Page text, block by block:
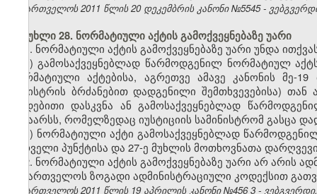
საქართველოს 2011 წლის 20 დეკემბრის კანონი №5545 -
მუხლი 28. ნორმატიული აქტის გამოქვეყნებაზე უარი
1. ნორმატიული აქტის გამოქვეყნებაზე უარი უნდა
ა) გამოსაქვეყნებლად წარმოდგენილ ნორმატიულ
ნორმატიული აქტებისა, აგრეთვე ამავე კანონის მე-
მინისტრის ბრძანებით დადგენილი შემთხვევებისა)
დადებითი დასკვნა ან გამოსაქვეყნებლად
შინაარსს, რომელზედაც იუსტიციის სამინისტრომ გასცა
ბ) ნორმატიული აქტი გამოსაქვეყნებლად
პირველი პუნქტისა და 27-ე მუხლის მოთხოვნათა
2. ნორმატიული აქტის გამოქვეყნებაზე უარი არ არის
საქართველოს ზოგადი ადმინისტრაციული კოდექსით
საქართველოს 2011 წლის 19 აპრილის კანონი №456 3 -